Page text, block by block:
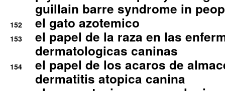
guillain barre syndrome in
152 el gato azotemico
153
el papel de la raza en las
dermatologicas caninas
154
el papel de los acaros de
dermatitis atopica canina